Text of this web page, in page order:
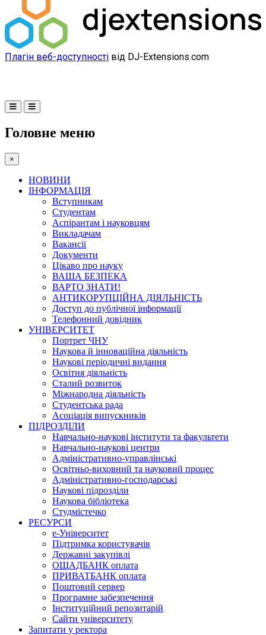
Плагін веб-доступності від DJ-Extensions.com
Головне меню
×
НОВИНИ
ІНФОРМАЦІЯ
Вступникам
Студентам
Аспірантам і науковцям
Викладачам
Вакансії
Документи
Цікаво про науку
ВАША БЕЗПЕКА
ВАРТО ЗНАТИ!
АНТИКОРУПЦІЙНА ДІЯЛЬНІСТЬ
Доступ до публічної інформації
Телефонний довідник
УНІВЕРСИТЕТ
Портрет ЧНУ
Наукова й інноваційна діяльність
Наукові періодичні видання
Освітня діяльність
Сталий розвиток
Міжнародна діяльність
Студентська рада
Асоціація випускників
ПІДРОЗДІЛИ
Навчально-наукові інститути та факультети
Навчально-наукові центри
Адміністративно-управлінські
Освітньо-виховний та науковий процес
Адміністративно-господарські
Наукові підрозділи
Наукова бібліотека
Студмістечко
РЕСУРСИ
е-Університет
Підтримка користувачів
Державні закупівлі
ОЩАДБАНК оплата
ПРИВАТБАНК оплата
Поштовий сервер
Програмне забезпечення
Інституційний репозитарій
Сайти університету
Запитати у ректора